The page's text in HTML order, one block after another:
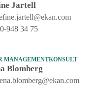
Jartell
948 34 75
MANAGEMENTKONSULT
Blomberg